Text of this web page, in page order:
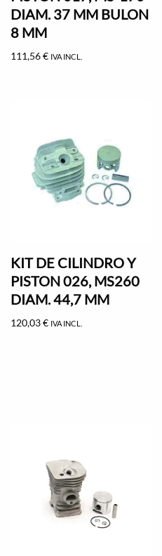
DIAM. 37 MM BULON
8 MM
111,56€ IVA INCL.
KIT DE CILINDRO Y
PISTON 026, MS260
DIAM. 44,7 MM
120,03€ IVA INCL.